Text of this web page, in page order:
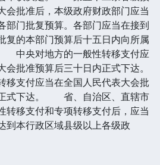
会批准后，本级政府财政部门应当
部门批复预算。各部门应当在接到
复的本部门预算后十五日内向所属
中央对地方的一般性转移支付应
会批准预算后三十日内正式下达。
移支付应当在全国人民代表大会批
式下达。 省、自治区、直辖市
转移支付和专项转移支付后，应当
到本行政区域县级以上各级政